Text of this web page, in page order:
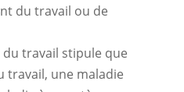
du travail ou de
du travail stipule que
travail, une maladie